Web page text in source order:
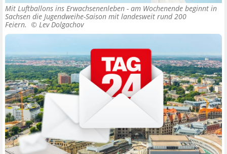
Mit Luftballons ins Erwachsenenleben - am Wochenende beginnt in
Sachsen die Jugendweihe-Saison mit landesweit rund 200
Feiern. © Lev Dolgachov